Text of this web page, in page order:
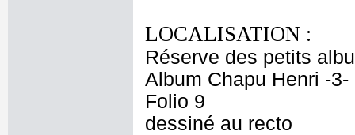
LOCALISATION :
Réserve des petits
Album Chapu Henri -3-
Folio 9
dessiné au recto